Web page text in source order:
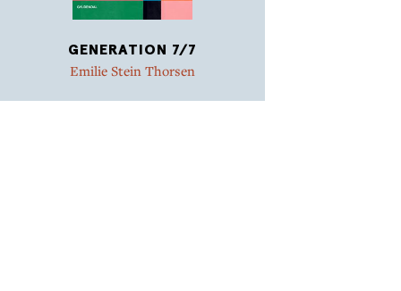
GENERATION 7/7
Emilie Stein Thorsen